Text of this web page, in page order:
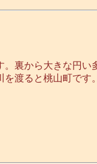
裏から大きな円い
渡ると桃山町です。